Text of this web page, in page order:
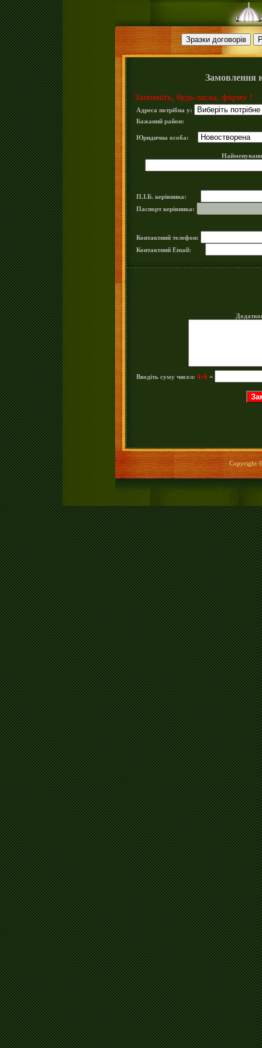
Замовлення
Заповніть, будь-ласка, форму !
Адреса потрібна у:
Бажаний район:
Юридична особа:
П.І.Б. керівника:
Паспорт керівника:
Контактний телефон:
Контактний Email:
Введіть суму чисел: 4+6 =
Copyright